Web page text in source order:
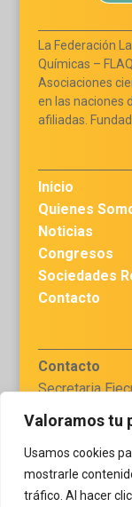
Valoramos tu
Usamos cookies
mostrarle
tráfico. Al hacer
La Federación
Químicas –
Asociaciones
en las naciones
afiliadas.
Inicio
Quienes
Noticias
Congresos
Sociedades
Contacto
Contacto
Secretaria
Dra. Haydee
@gmail.com